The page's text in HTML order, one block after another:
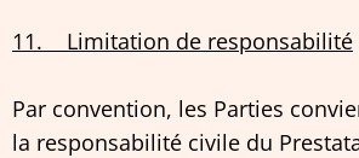
11. Limitation de responsabilité
Par convention, les Parties
la responsabilité civile du